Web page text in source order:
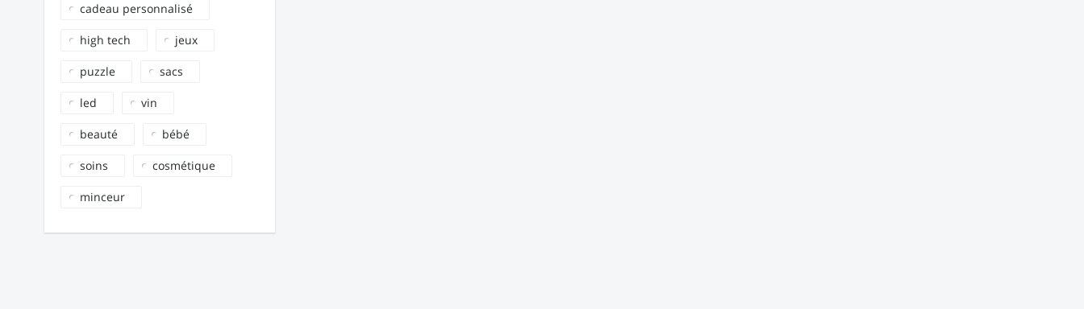
cadeau personnalisé
high tech jeux
puzzle sacs
led vin
beauté bébé
soins cosmétique
minceur